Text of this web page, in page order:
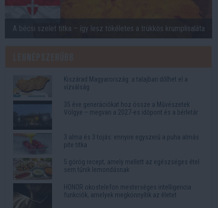
A bécsi szelet titka – így lesz tökéletes a trükkös krumplisaláta
Kiszárad Magyarország: a talajban dőlhet el a
vízválság
35 éve generációkat hoz össze a Művészetek
Völgye – megvan a 2027-es időpont és a bérletár
3 alma és 3 tojás: ennyire egyszerű a puha almás
pite titka
5 görög recept, amely mellett az egészséges étel
sem tűnik lemondásnak
HONOR okostelefon mesterséges intelligencia
funkciók, amelyek megkönnyítik az életet